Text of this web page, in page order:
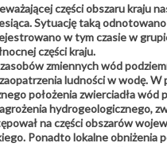
części obszaru kraju
Sytuację taką
w tym czasie w
części kraju.
zmiennych wód
ludności w wodę.
położenia zwierciadła wód
hydrogeologicznego,
na części obszarów
Ponadto lokalne obniżenia